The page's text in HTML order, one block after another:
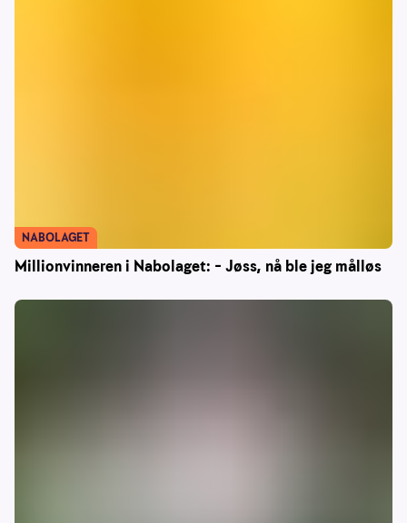
Millionvinneren i Nabolaget: – Jøss, nå ble jeg målløs
NABOLAGET